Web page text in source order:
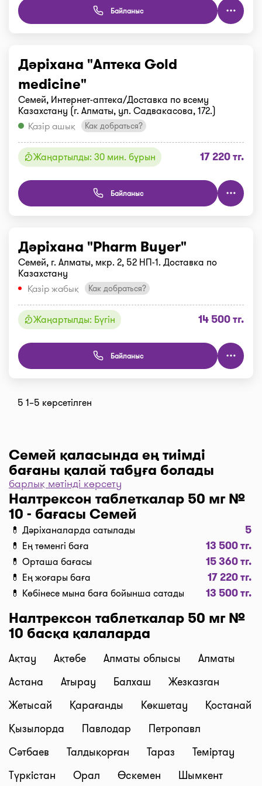
Байланыс
Дәріхана "Аптека Gold
medicine"
Семей, Интернет-аптека/Доставка по всему
Казахстану (г. Алматы, ул. Садвакасова, 172.)
Қазір ашық
Как добраться?
Жаңартылды: 30 мин. бұрын 17 220 тг.
Байланыс
Дәріхана "Pharm Buyer"
Семей, г. Алматы, мкр. 2, 52 НП-1. Доставка по
Казахстану
Қазір жабық
Как добраться?
Жаңартылды: Бүгін 14 500 тг.
Байланыс
5 1–5 көрсетілген
Семей қаласында ең тиімді
бағаны қалай табуға болады
Дәріханаларды баға бойынша іріктеу үшін “Сүзгі”
түймесін, одан әрі “Бағасы бойынша, 1… бастап
…” және “Таңдау” деген түймені басыңыз.
Дәріханадағы ең төмен баға сіздің алдыңызда. I-
teka сервисінің көмегімен үнемдеңіз!
Жеткізу
Семей қаласында дәрі-дәрмекті тез жеткізу керек
пе? Қажетті дәрілерді “Сатып алу” түймесі
бойынша кәрзеңкеге салып, “Дәріхананы таңдау”
түймесін басып тапсырыс ресімдеңіз, содан соң
біздің курьерлеріміз дәрі-дәрмектерді үйге немесе
жұмысқа тиімді бағалармен жеткізеді. Дәрілерді
жеткізудің орташа бағасы қазіргі сәтте 1500 тг.
бастап 2500 тг. дейін (құны тәуліктің уақытынан
және дәріхана мен жеткізу мекенжайының ара-
Брондау және өзі тасымалдау
Біздің сервис дәрілердің брондауға төлем жасап,
береді! Тапсырысты ресімдеген кезде,
барлық мәтінді көрсету
Налтрексон таблеткалар 50 мг №
10 - бағасы Семей
💊 Дәріханаларда сатылады 5
💊 Ең төменгі баға 13 500 тг.
💊 Орташа бағасы 15 360 тг.
💊 Ең жоғары баға 17 220 тг.
💊 Көбінесе мына баға бойынша сатады 13 500 тг.
Налтрексон таблеткалар 50 мг №
10 басқа қалаларда
Ақтау Ақтөбе Алматы облысы
Алматы
Астана
Атырау Балхаш
Жезказган
Жетысай
Қарағанды Көкшетау
Қостанай
Қызылорда
Павлодар
Петропавл
Сәтбаев
Талдықорған Тараз
Теміртау
Түркістан
Орал Өскемен
Шымкент